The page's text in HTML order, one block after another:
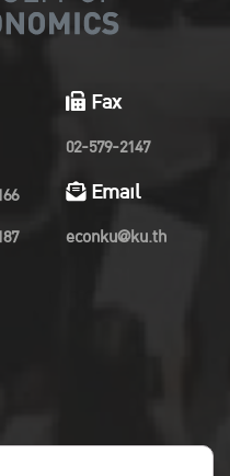
Fax
02-579-2147
Email
econku@ku.th